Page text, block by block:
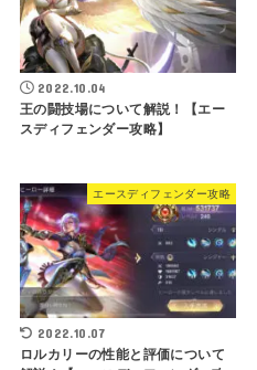
2022.10.04
王の闘技場について解説！【エー
スディフェンダー攻略】
エースディフェンダー攻略
2022.10.07
ロルカリーの性能と評価について